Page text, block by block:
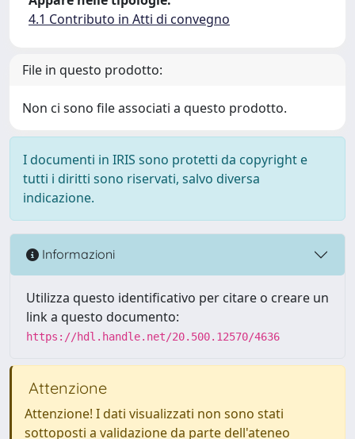
4.1 Contributo in Atti di convegno
File in questo prodotto:
Non ci sono file associati a questo prodotto.
I documenti in IRIS sono protetti da copyright e
tutti i diritti sono riservati, salvo diversa
indicazione.
Informazioni
Utilizza questo identificativo per citare o creare un
link a questo documento:
https://hdl.handle.net/20.500.12570/4636
Attenzione
Attenzione! I dati visualizzati non sono stati
sottoposti a validazione da parte dell'ateneo